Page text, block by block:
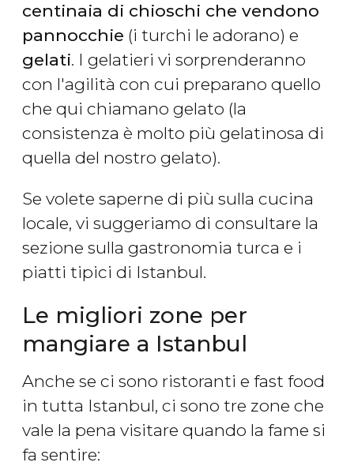
centinaia di chioschi che vendono
pannocchie (i turchi le adorano) e
gelati. I gelatieri vi sorprenderanno
con l'agilità con cui preparano quello
che qui chiamano gelato (la
consistenza è molto più gelatinosa di
quella del nostro gelato).
Se volete saperne di più sulla cucina
locale, vi suggeriamo di consultare la
sezione sulla gastronomia turca e i
piatti tipici di Istanbul.
Le migliori zone per
mangiare a Istanbul
Anche se ci sono ristoranti e fast food
in tutta Istanbul, ci sono tre zone che
vale la pena visitare quando la fame si
fa sentire: